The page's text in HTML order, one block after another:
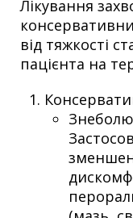
Лікування
від тяжкості
пацієнта на